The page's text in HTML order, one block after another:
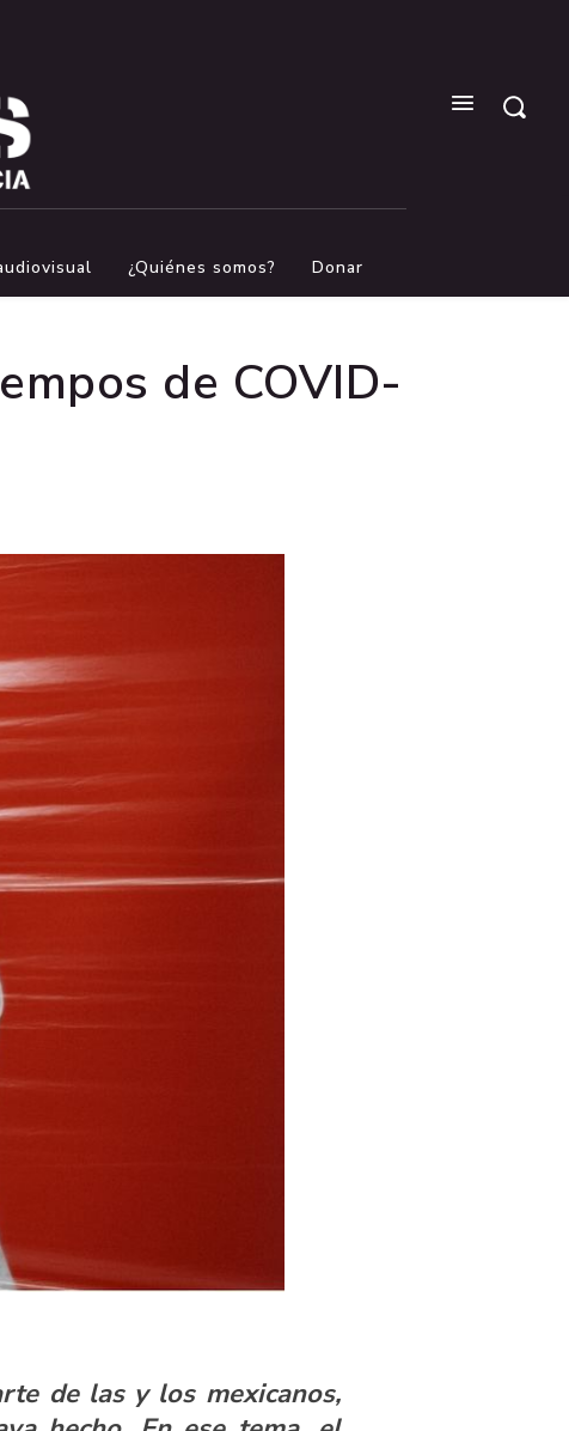
¿Quiénes somos? Donar
de COVID-
de las y los mexicanos,